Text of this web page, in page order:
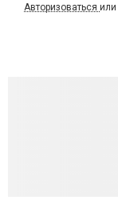
Авторизоваться или